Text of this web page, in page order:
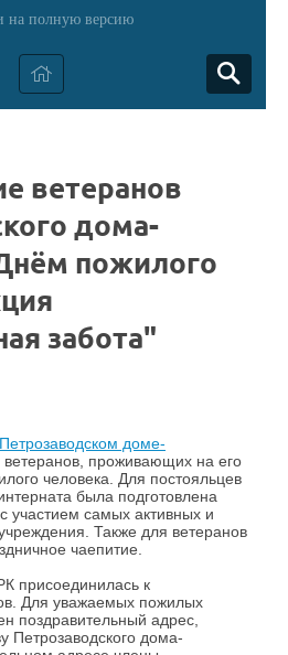
на полную версию
ветеранов
дома-
пожилого
забота"
Петрозаводском доме-
ветеранов, проживающих на его
человека. Для постояльцев
была подготовлена
участием самых активных и
Также для ветеранов
чаепитие.
присоединилась к
Для уважаемых пожилых
поздравительный адрес,
Петрозаводского дома-